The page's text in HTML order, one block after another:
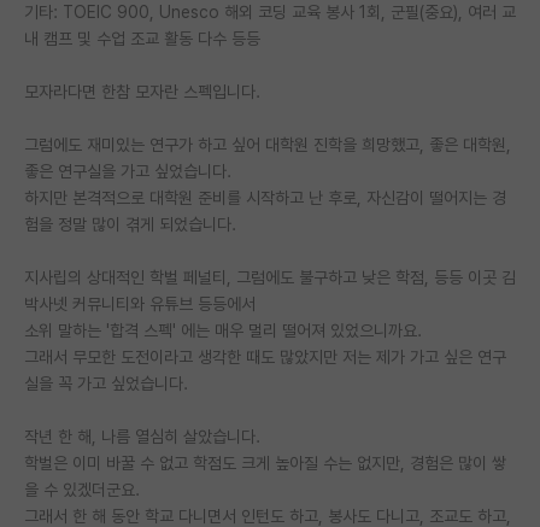
PI 전용 게시판
반도체/AI 게시판
장학금/장학생 게시판
학술 정보 게시판
홍보 게시판
커리어
이벤트
반도체 아카데미
기타: TOEIC 900, Unesco 해외 코딩 교육 봉사 1회, 군필(중요), 여러 교
내 캠프 및 수업 조교 활동 다수 등등
모자라다면 한참 모자란 스펙입니다.
그럼에도 재미있는 연구가 하고 싶어 대학원 진학을 희망했고, 좋은 대학원,
좋은 연구실을 가고 싶었습니다.
하지만 본격적으로 대학원 준비를 시작하고 난 후로, 자신감이 떨어지는 경
험을 정말 많이 겪게 되었습니다.
지사립의 상대적인 학벌 페널티, 그럼에도 불구하고 낮은 학점, 등등 이곳 김
박사넷 커뮤니티와 유튜브 등등에서
소위 말하는 '합격 스펙' 에는 매우 멀리 떨어져 있었으니까요.
그래서 무모한 도전이라고 생각한 때도 많았지만 저는 제가 가고 싶은 연구
실을 꼭 가고 싶었습니다.
작년 한 해, 나름 열심히 살았습니다.
학벌은 이미 바꿀 수 없고 학점도 크게 높아질 수는 없지만, 경험은 많이 쌓
을 수 있겠더군요.
그래서 한 해 동안 학교 다니면서 인턴도 하고, 봉사도 다니고, 조교도 하고,